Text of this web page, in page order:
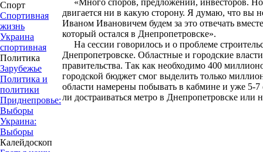
Спорт
Спортивная
жизнь
Украина
спортивная
Политика
Зарубежье
Политика и
политики
Приднепровье:
Выборы
Украина:
Выборы
Калейдоскоп
двигается ни в какую сторону. Я думаю, что вы
Иваном Ивановичем будем за это отвечать
который остался в Днепропетровске».
На сессии говорилось и о проблеме
Днепропетровске. Областные и городские
правительства. Так как необходимо 400
городской бюджет смог выделить только
области намерены побывать в кабмине и уже 5-7
ли достраиваться метро в Днепропетровске или